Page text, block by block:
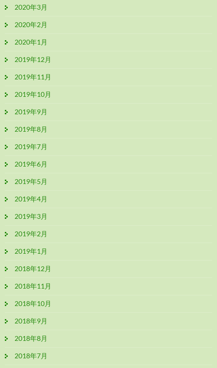
2020年3月
2020年2月
2020年1月
2019年12月
2019年11月
2019年10月
2019年9月
2019年8月
2019年7月
2019年6月
2019年5月
2019年4月
2019年3月
2019年2月
2019年1月
2018年12月
2018年11月
2018年10月
2018年9月
2018年8月
2018年7月